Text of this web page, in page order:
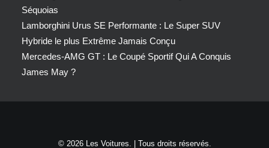
Séquoias
Lamborghini Urus SE Performante : Le Super SUV
Hybride le plus Extrême Jamais Conçu
Mercedes-AMG GT : Le Coupé Sportif Qui A Conquis
James May ?
© 2026 Les Voitures. | Tous droits réservés.